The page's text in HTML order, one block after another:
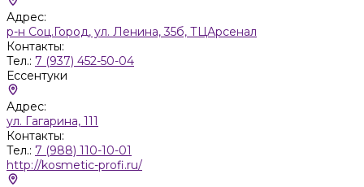
Адрес:
р-н Соц.Город, ул. Ленина, 35б, ТЦАрсенал
Контакты:
Тел.: 7 (937) 452-50-04
Ессентуки
Адрес:
ул. Гагарина, 111
Контакты:
Тел.: 7 (988) 110-10-01
http://kosmetic-profi.ru/